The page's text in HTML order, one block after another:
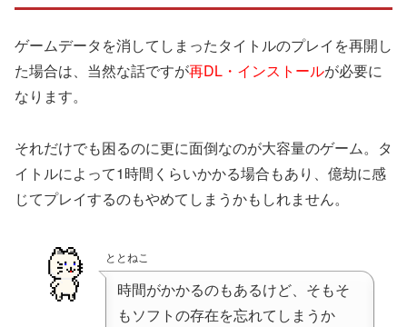
ゲームデータを消してしまったタイトルのプレイを再開し
た場合は、当然な話ですが再DL・インストールが必要に
なります。
それだけでも困るのに更に面倒なのが大容量のゲーム。タ
イトルによって1時間くらいかかる場合もあり、億劫に感
じてプレイするのもやめてしまうかもしれません。
ととねこ
時間がかかるのもあるけど、そもそ
もソフトの存在を忘れてしまうか